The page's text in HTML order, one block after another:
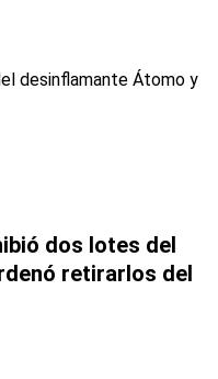
dos lotes del
retirarlos del